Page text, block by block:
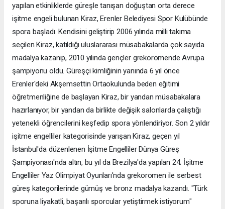
yapılan etkinliklerde güreşle tanışan doğuştan orta derece
işitme engeli bulunan Kiraz, Erenler Belediyesi Spor Kulübünde
spora başladı. Kendisini geliştirip 2006 yılında milli takıma
seçilen Kiraz, katıldığı uluslararası müsabakalarda çok sayıda
madalya kazanıp, 2010 yılında gençler grekoromende Avrupa
şampiyonu oldu. Güreşçi kimliğinin yanında 6 yıl önce
Erenler'deki Akşemsettin Ortaokulunda beden eğitimi
öğretmenliğine de başlayan Kiraz, bir yandan müsabakalara
hazırlanıyor, bir yandan da birlikte değişik salonlarda çalıştığı
yetenekli öğrencilerini keşfedip spora yönlendiriyor. Son 2 yıldır
işitme engelliler kategorisinde yarışan Kiraz, geçen yıl
İstanbul'da düzenlenen İşitme Engelliler Dünya Güreş
Şampiyonası'nda altın, bu yıl da Brezilya'da yapılan 24. İşitme
Engelliler Yaz Olimpiyat Oyunları'nda grekoromen ile serbest
güreş kategorilerinde gümüş ve bronz madalya kazandı. "Türk
sporuna liyakatli, başarılı sporcular yetiştirmek istiyorum"